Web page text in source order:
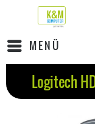
MENÜ
Logitech